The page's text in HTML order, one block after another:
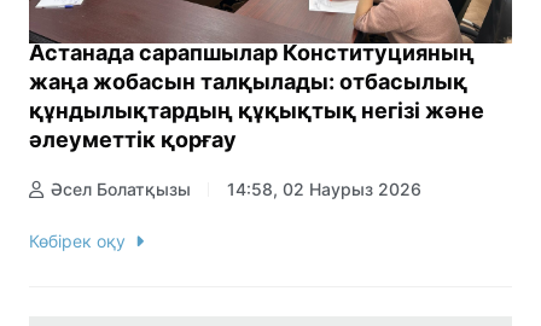
Астанада сарапшылар Конституцияның
жаңа жобасын талқылады: отбасылық
құндылықтардың құқықтық негізі және
әлеуметтік қорғау
Әсел Болатқызы 14:58, 02 Наурыз 2026
Көбірек оқу